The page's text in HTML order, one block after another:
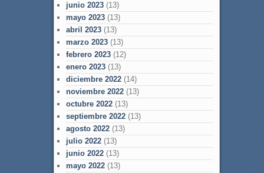
junio 2023(13)
mayo 2023(13)
abril 2023(13)
marzo 2023(13)
febrero 2023(12)
enero 2023(13)
diciembre 2022(14)
noviembre 2022(13)
octubre 2022(13)
septiembre 2022(13)
agosto 2022(13)
julio 2022(13)
junio 2022(13)
mayo 2022(13)